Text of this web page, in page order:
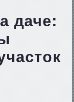
даче: